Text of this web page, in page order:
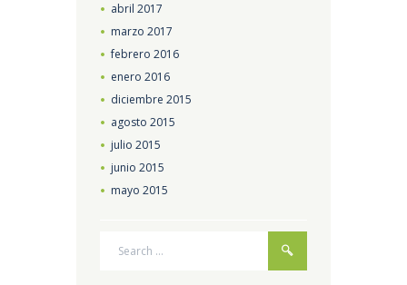
abril2017
marzo2017
febrero2016
enero2016
diciembre2015
agosto2015
julio2015
junio2015
mayo2015